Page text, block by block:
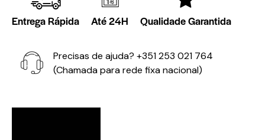
Entrega Rápida Até 24H Qualidade Garantida
Precisas de ajuda? +351 253 021 764
(Chamada para rede fixa nacional)